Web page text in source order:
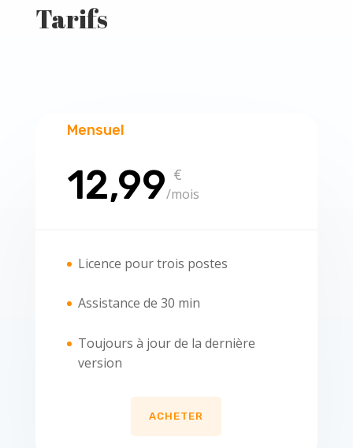
Tarifs
Mensuel
€
12,99/mois
Licence pour trois postes
Assistance de 30 min
Toujours à jour de la dernière
version
ACHETER